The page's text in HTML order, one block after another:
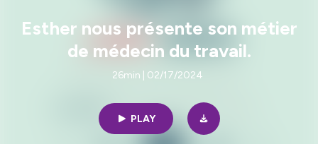
Esther nous présente son métier
de médecin du travail.
26min | 02/17/2024
PLAY